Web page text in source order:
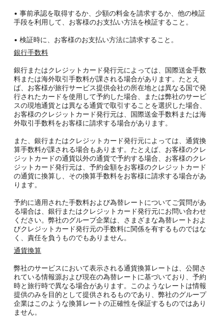
• 事前承認を取得するか、少額の料金を請求するか、他の検証
手段を利用して、お客様のお支払い方法を検証すること。
• 検証時に、お客様のお支払い方法に請求すること。
銀行手数料
銀行またはクレジットカード発行元によっては、国際送金手数
料または海外取引手数料が課される場合があります。たとえ
ば、お客様が旅行サービス提供会社の所在地とは異なる国で発
行されたカードを使用して予約した場合、または弊社のサービ
スの現地通貨とは異なる通貨で取引することを選択した場合、
お客様のクレジットカード発行元は、国際送金手数料または海
外取引手数料をお客様に請求する場合があります。
また、銀行またはクレジットカード発行元によっては、通貨換
算手数料が課される場合もあります。たとえば、お客様のクレ
ジットカードの通貨以外の通貨で予約する場合、お客様のクレ
ジットカード発行元は、予約金額をお客様のクレジットカード
の通貨に換算し、その換算手数料をお客様に請求する場合があ
ります。
予約に適用された手数料および為替レートについてご質問があ
る場合は、銀行またはクレジットカード発行元にお問い合わせ
ください。弊社のグループ企業は、さまざまな為替レートおよ
びクレジットカード発行元の手数料に関係を有するものではな
く、責任を負うものでもありません。
通貨換算
弊社のサービスにおいて表示される通貨換算レートは、公開さ
れている情報源および現在の為替レートに基づいており、予約
時と旅行時で異なる場合があります。このようなレートは情報
提供のみを目的として提供されるものであり、弊社のグループ
企業はこのような換算レートの正確性を保証するものではあり
ません。